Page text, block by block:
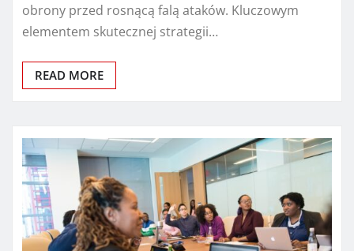
obrony przed rosnącą falą ataków. Kluczowym
elementem skutecznej strategii…
READ MORE